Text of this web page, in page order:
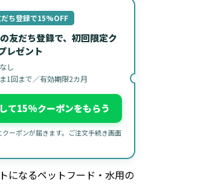
ち登録で15%OFF
友だち登録で、初回限定ク
レゼント
し
1回まで／有効期限2カ月
て15%クーポンをもらう
ーポンが届きます。ご注文手続き画面
になるペットフード・水用の